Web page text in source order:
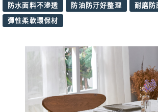
防水面料不滲透 防油防汙好整理
耐磨防
彈性柔軟環保材